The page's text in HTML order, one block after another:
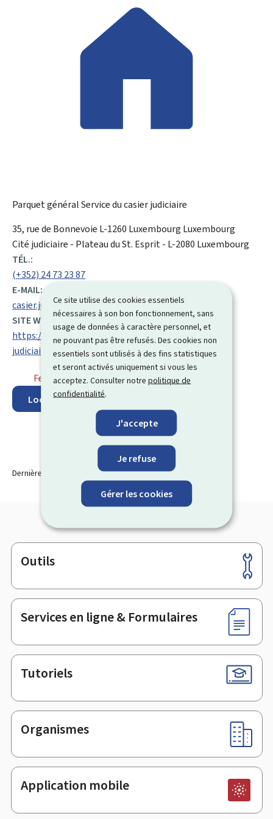
Ce site utilise des cookies essentiels
nécessaires à son bon fonctionnement, sans
usage de données à caractère personnel, et
ne pouvant pas être refusés. Des cookies non
essentiels sont utilisés à des fins statistiques
et seront activés uniquement si vous les
acceptez. Consulter notrepolitique de
confidentialité.
J'accepte
Je refuse
Gérer les cookies
Parquet généralService du casier judiciaire
ADRESSE
:
35, rue de Bonnevoie L-1260 Luxembourg Luxembourg
Cité judiciaire - Plateau du St. Esprit - L-2080 Luxembourg
TÉL.:
(+352) 24 73 23 87
E-MAIL:
casier.judiciaire@justice.etat.lu
SITE WEB :
https://justice.public.lu/fr/affaires-penales/casier-
judiciaire.html
Fermé⋅ Ouvre lundi à 9h00
Localisez sur la carte
Dernière modification le21.10.2025
Pied
de
page
Outils
Services en ligne & Formulaires
Tutoriels
Organismes
Application mobile